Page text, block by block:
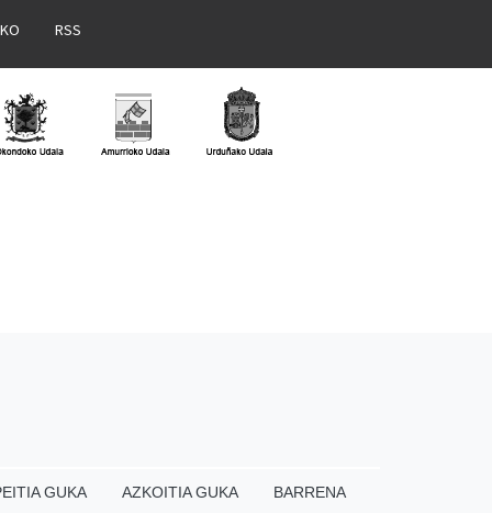
RSS
GUKA AZKOITIA GUKA BARRENA